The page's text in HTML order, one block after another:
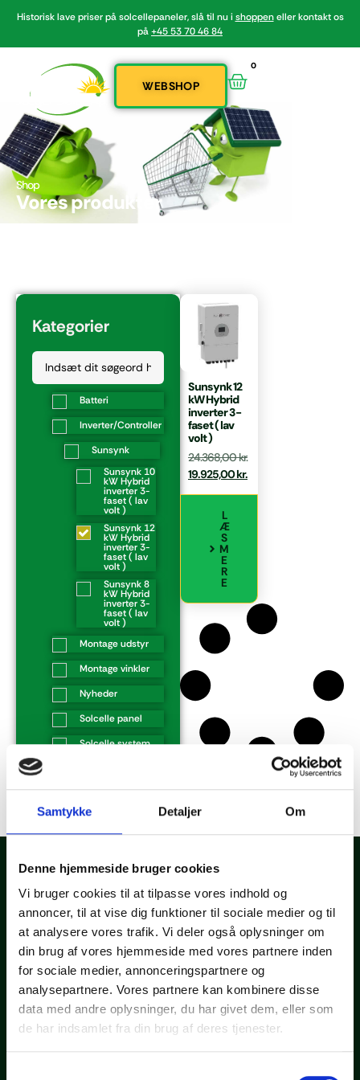
Samtykke Detaljer Om
Denne hjemmeside bruger cookies
Vi bruger cookies til at tilpasse vores indhold og
annoncer, til at vise dig funktioner til sociale medier og til
at analysere vores trafik. Vi deler også oplysninger om
din brug af vores hjemmeside med vores partnere inden
for sociale medier, annonceringspartnere og
analysepartnere. Vores partnere kan kombinere disse
data med andre oplysninger, du har givet dem, eller som
de har indsamlet fra din brug af deres tjenester.
Historisk lave priser på solcellepaneler, slå til nu ishoppeneller kontakt os
på+45 53 70 46 84
WEBSHOP
0
Shop
Vores produkter
Kategorier
Batteri
Inverter/Controller
Sunsynk
Sunsynk 10
kW Hybrid
inverter 3-
faset ( lav
volt )
Sunsynk 12
kW Hybrid
inverter 3-
faset ( lav
volt )
Sunsynk 8
kW Hybrid
inverter 3-
faset ( lav
volt )
Montage udstyr
Montage vinkler
Nyheder
Solcelle panel
Solcelle system
Sunsynk 12
kW Hybrid
inverter 3-
faset ( lav
volt )
24.368,00kr.
19.925,00kr.
L
Æ
S
M
E
R
E
Grønnere løsninger starter her
Tag det første skridt mod en grønnere løsning. Kontakt os for
en uforpligtende samtale, hvor vi sammen kan afdække dine
muligheder og besvare alle dine spørgsmål.
KONTAKT OS
Informationer